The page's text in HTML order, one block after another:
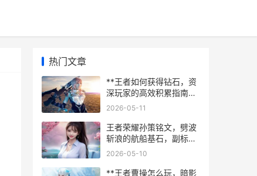
热门文章
**王者如何获得钻石，资
深玩家的高效积累指南，
副标题，揭秘稳定获取路
2026-05-11
王者荣耀孙策铭文，劈波
斩浪的航船基石，副标题
为精准搭配与实战节奏解
2026-05-10
**王者曹操怎么玩，暗影